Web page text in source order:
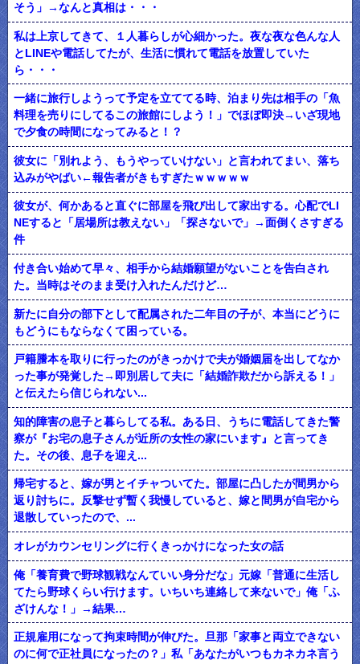
そう」→なんと真相は・・・
私は上京してきて、１人暮らしが心細かった。夜な夜な色んな人
とLINEや電話してたが、生活に慣れて電話を放置していた
ら・・・
一緒に旅行しようって予定を立ててる時、泊まり先は相手の「魚
料理を売りにしてるこの旅館にしよう！」でほぼ即決→いざ現地
で夕食の時間になってみると！？
彼女に「別れよう、もうやっていけない」と言われてまい、落ち
込みがやばい←報告者がきもすぎたｗｗｗｗｗ
彼女が、何かあると直ぐに部屋を飛び出して家出する。心配でLI
NEすると「居場所は教えない」「探さないで」→面倒くさすぎる
件
付き合い始めて早々、相手から結婚願望がないことを告白され
た。当時はそのまま受け入れたんだけど…
新たに自分の部下として配属された二年目の子が、本当にどうに
もどうにもならなくて困っている。
戸籍謄本を取りに行ったのがきっかけで夫が婚姻届を出してなか
った事が発覚した→即別居して夫に「結婚詐欺だから訴える！」
と伝えたら信じられない...
知的障害の息子と暮らしてる私。ある日、うちに電話してきた警
察が『お宅の息子さんが近所の女性の家にいます』と言ってき
た。その後、息子を迎え...
帰宅すると、嫁が男とイチャついてた。部屋に凸したが間男から
返り討ちに。反撃せず暫く我慢していると、嫁と間男が自宅から
退散していったので、...
オレがカウンセリングに行くきっかけになった女の話
俺「養育費で野球観戦なんていい身分だな」元嫁「普通に生活し
てたら野球くらい行けます。いちいち連絡して来ないで」俺「ふ
ざけんな！」→結果…
正規雇用になって拘束時間が伸びた。旦那「家事と両立できない
のに何で正社員になったの？」私「あなたがいつもカネカネ言う